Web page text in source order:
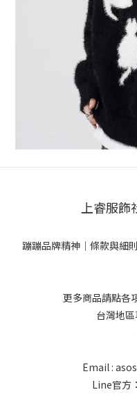
上睿服
蹦蹦品牌精神｜ 條款與細則
更多商品請點各
台灣地
Email :
Line官方：